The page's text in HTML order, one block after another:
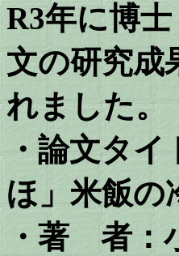
R3年に博
文の研究成
れました。
・論文タイ
ほ」米飯の
・著 者：